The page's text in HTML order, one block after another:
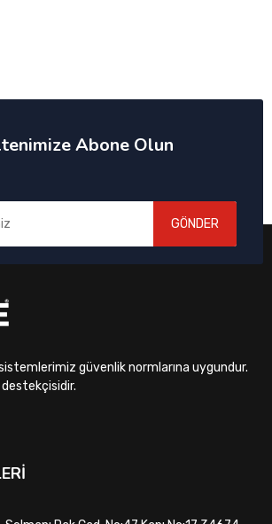
Abone Olun
GÖNDER
güvenlik normlarına uygundur.